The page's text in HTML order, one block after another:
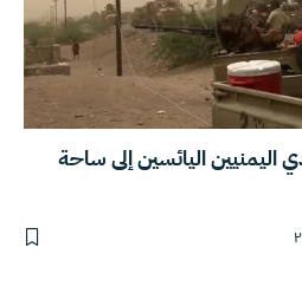
اليائسين إلى ساحة